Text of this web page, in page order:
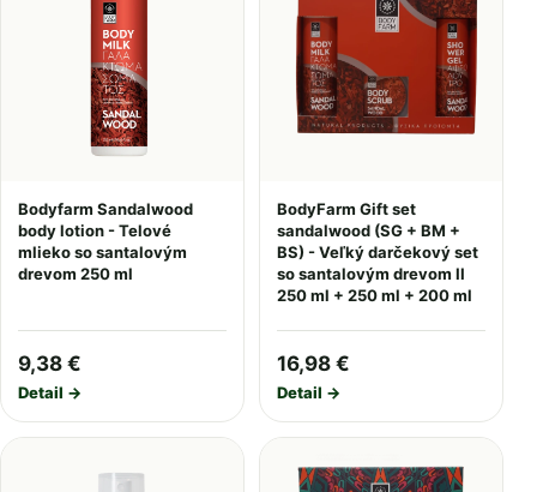
Bodyfarm Sandalwood
body lotion - Telové
mlieko so santalovým
drevom 250 ml
9,38 €
Detail →
BodyFarm Gift set
sandalwood (SG + BM +
BS) - Veľký darčekový set
so santalovým drevom II
250 ml + 250 ml + 200 ml
16,98 €
Detail →